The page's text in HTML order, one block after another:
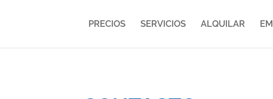
PRECIOS SERVICIOS ALQUILAR